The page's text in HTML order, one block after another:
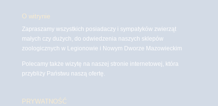
O witrynie
Zapraszamy wszystkich posiadaczy i sympatyków zwierząt
małych czy dużych, do odwiedzenia naszych sklepów
zoologicznych w Legionowie i Nowym Dworze Mazowieckim
Polecamy także wizytę na naszej stronie internetowej, która
przybliży Państwu naszą ofertę.
PRYWATNOŚĆ